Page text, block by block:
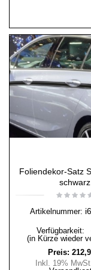
Foliendekor-Satz
schwarz
Artikelnummer:
Verfügbarkeit:
(in Kürze wieder
Preis:
Inkl. 19%